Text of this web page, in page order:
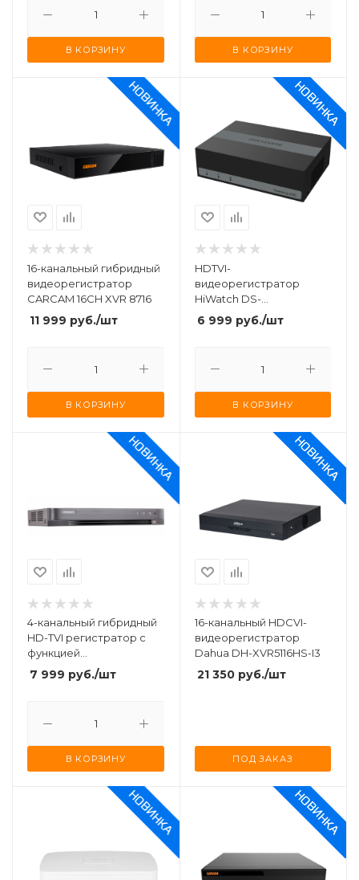
В КОРЗИНУ В КОРЗИНУ
16-канальный гибридный
видеорегистратор
CARCAM 16CH XVR 8716
11 999 руб./шт
В КОРЗИНУ
HDTVI-
видеорегистратор
HiWatch DS-
H104EGA(330GB)
6 999 руб./шт
В КОРЗИНУ
4-канальный гибридный
HD-TVI регистратор c
функцией
распознавания лиц,
технологией AoC и
7 999 руб./шт
В КОРЗИНУ
16-канальный HDCVI-
видеорегистратор
Dahua DH-XVR5116HS-I3
21 350руб./шт
ПОД ЗАКАЗ